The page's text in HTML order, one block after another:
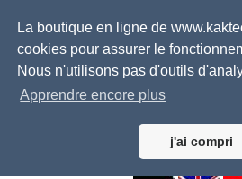
La boutique en ligne de
cookies pour assurer le
Nous n'utilisons pas d'outils
Apprendre encore plus
j'ai compri